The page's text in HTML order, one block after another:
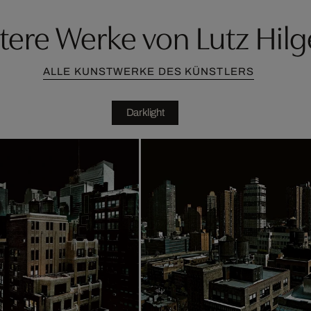
Werke von Lutz
ALLE KUNSTWERKE DES KÜNSTLERS
Darklight